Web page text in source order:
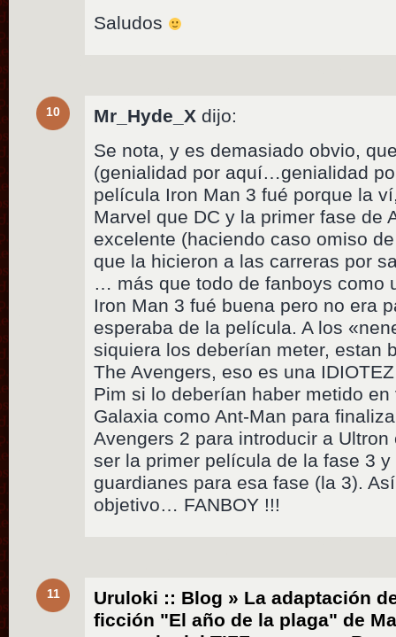
Saludos
10 Mr_Hyde_X dijo:
Se nota, y es demasiado obvio,
(genialidad por aquí…genialidad
película Iron Man 3 fué porque la
Marvel que DC y la primer fase de
excelente (haciendo caso omiso
que la hicieron a las carreras por
… más que todo de fanboys como
Iron Man 3 fué buena pero no era
esperaba de la película. A los
siquiera los deberían meter, estan
The Avengers, eso es una
Pim si lo deberían haber metido
Galaxia como Ant-Man para
Avengers 2 para introducir a
ser la primer película de la fase 3
guardianes para esa fase (la 3).
objetivo… FANBOY !!!
11
Uruloki :: Blog » La adaptación
ficción "El año de la plaga" de